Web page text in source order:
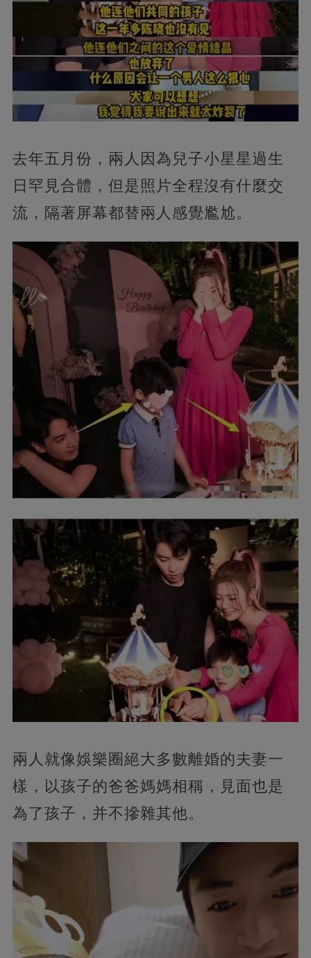
去年五月份，兩人因為兒子小星星過生
日罕見合體，但是照片全程沒有什麼交
流，隔著屏幕都替兩人感覺尷尬。
兩人就像娛樂圈絕大多數離婚的夫妻一
樣，以孩子的爸爸媽媽相稱，見面也是
為了孩子，并不摻雜其他。